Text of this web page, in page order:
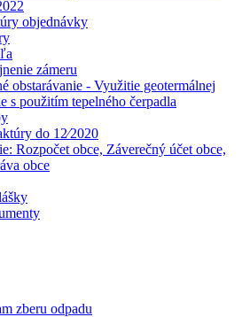
objednávky
zámeru
obstarávanie - Využitie geotermálnej
s použitím tepelného čerpadla
do 12⁄2020
Rozpočet obce, Záverečný účet obce,
obce
zberu odpadu